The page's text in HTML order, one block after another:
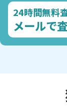
24時間無料
メールで